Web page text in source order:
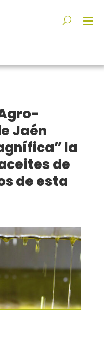
Jaén
la
de
de esta